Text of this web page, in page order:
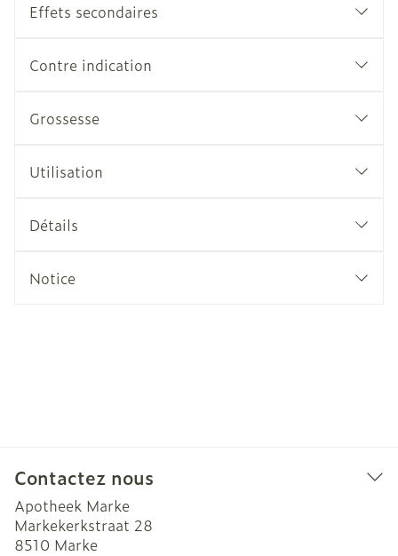
Effets secondaires
Contre indication
Grossesse
Utilisation
Détails
Notice
Contactez nous
Apotheek Marke
Markekerkstraat 28
8510 Marke